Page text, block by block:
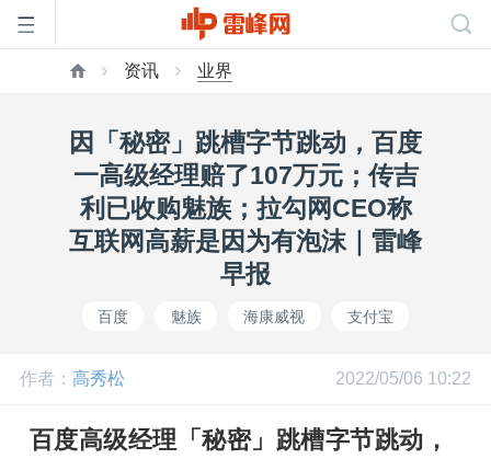
雷
公
资讯 业界
因「秘密」跳槽字节跳动，百度
一高级经理赔了107万元；传吉
利已收购魅族；拉勾网CEO称
互联网高薪是因为有泡沫｜雷峰
早报
百度 魅族 海康威视 支付宝
作者： 高秀松 2022/05/06 10:22
百度高级经理「秘密」跳槽字节跳动，